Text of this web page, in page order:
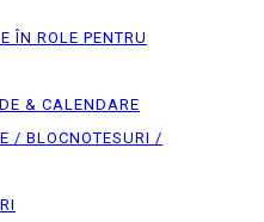
ÎN ROLE PENTRU
& CALENDARE
/ BLOCNOTESURI /